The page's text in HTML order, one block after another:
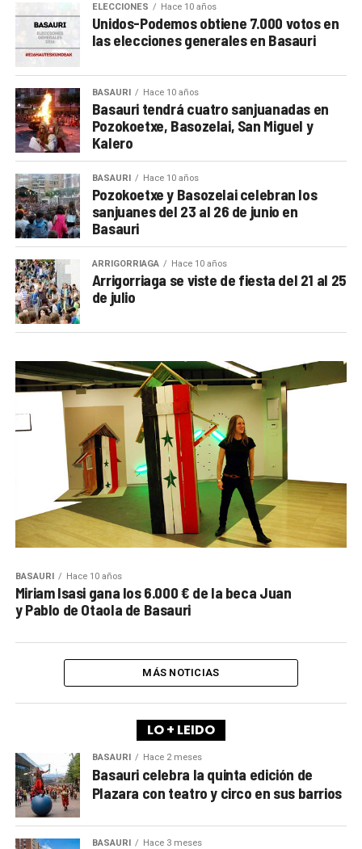
ELECCIONES Hace 10 años
Unidos-Podemos obtiene 7.000 votos en
las elecciones generales en Basauri
BASAURI Hace 10 años
Basauri tendrá cuatro sanjuanadas en
Pozokoetxe, Basozelai, San Miguel y
Kalero
BASAURI Hace 10 años
Pozokoetxe y Basozelai celebran los
sanjuanes del 23 al 26 de junio en
Basauri
ARRIGORRIAGA Hace 10 años
Arrigorriaga se viste de fiesta del 21 al 25
de julio
BASAURI Hace 10 años
Miriam Isasi gana los 6.000 € de la beca Juan
y Pablo de Otaola de Basauri
MÁS NOTICIAS
LO + LEIDO
BASAURI Hace 2 meses
Basauri celebra la quinta edición de
Plazara con teatro y circo en sus barrios
BASAURI Hace 3 meses